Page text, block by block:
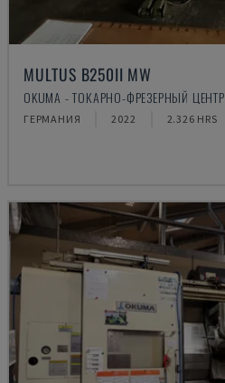
MULTUS B250II MW
OKUMA - ТОКАРНО-ФРЕЗЕРНЫЙ ЦЕНТР
ГЕРМАНИЯ 2022 2.326 HRS